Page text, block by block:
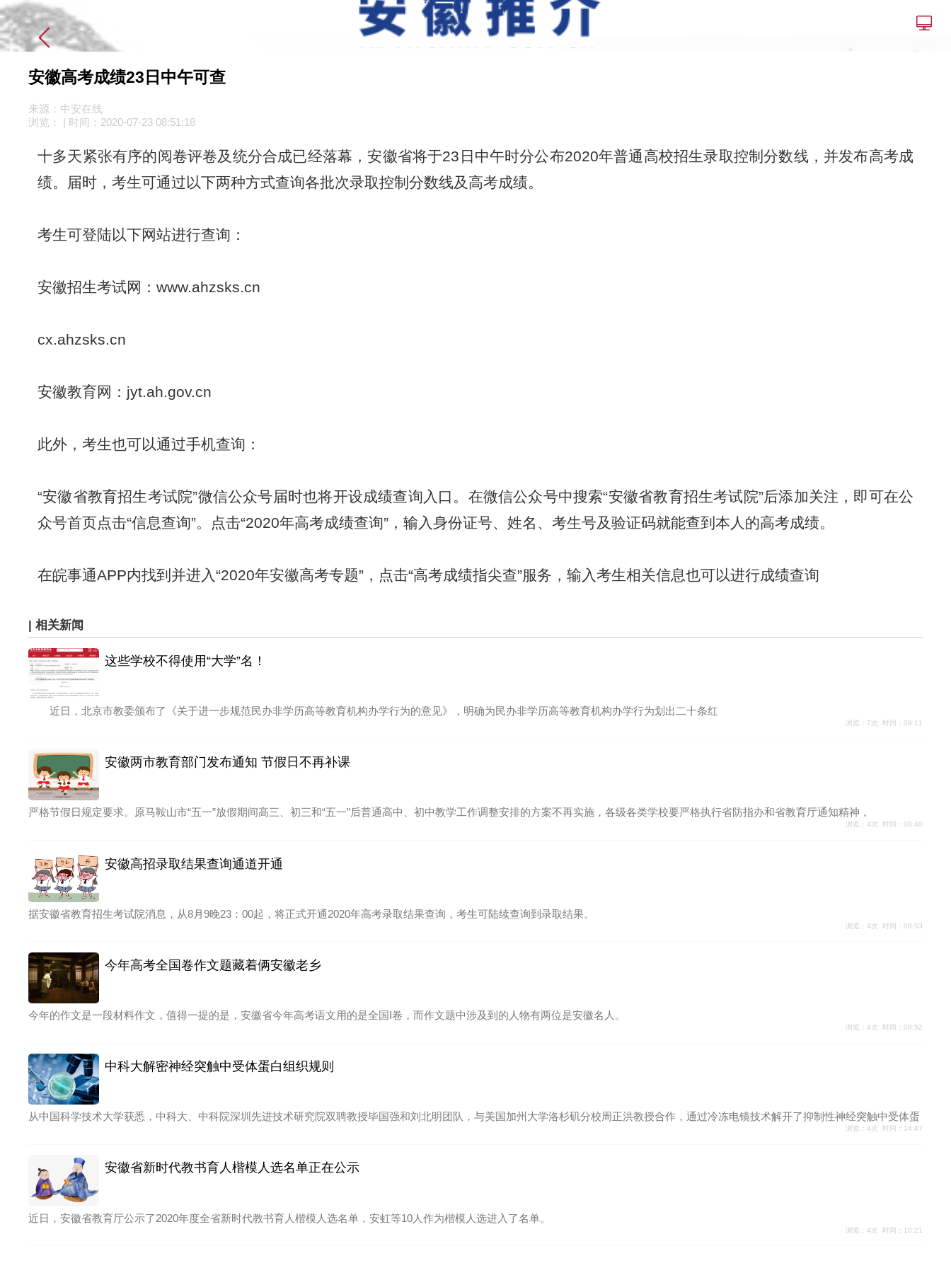
安徽高考成绩23日中午可查
来源：中安在线
浏览：
| 时间： 2020-07-23 08:51:18
十多天紧张有序的阅卷评卷及统分合成已经落幕，安徽省将于23日中午时分公布2020年普通高校招生录取控制分数线，并发布高考成
绩。届时，考生可通过以下两种方式查询各批次录取控制分数线及高考成绩。
考生可登陆以下网站进行查询：
安徽招生考试网：www.ahzsks.cn
cx.ahzsks.cn
安徽教育网：jyt.ah.gov.cn
此外，考生也可以通过手机查询：
“安徽省教育招生考试院”微信公众号届时也将开设成绩查询入口。在微信公众号中搜索“安徽省教育招生考试院”后添加关注，即可在公
众号首页点击“信息查询”。点击“2020年高考成绩查询”，输入身份证号、姓名、考生号及验证码就能查到本人的高考成绩。
在皖事通APP内找到并进入“2020年安徽高考专题”，点击“高考成绩指尖查”服务，输入考生相关信息也可以进行成绩查询
| 相关新闻
这些学校不得使用“大学”名！
近日，北京市教委颁布了《关于进一步规范民办非学历高等教育机构办学行为的意见》，明确为民办非学历高等教育机构办学行为划出二十条红
浏览：7次 时间：09:11
安徽两市教育部门发布通知 节假日不再补课
严格节假日规定要求。原马鞍山市“五一”放假期间高三、初三和“五一”后普通高中、初中教学工作调整安排的方案不再实施，各级各类学校要严格执行省防指办和省教育厅通知精神，
浏览：4次 时间：08:40
安徽高招录取结果查询通道开通
据安徽省教育招生考试院消息，从8月9晚23：00起，将正式开通2020年高考录取结果查询，考生可陆续查询到录取结果。
浏览：4次 时间：08:53
今年高考全国卷作文题藏着俩安徽老乡
今年的作文是一段材料作文，值得一提的是，安徽省今年高考语文用的是全国Ⅰ卷，而作文题中涉及到的人物有两位是安徽名人。
浏览：4次 时间：08:52
中科大解密神经突触中受体蛋白组织规则
从中国科学技术大学获悉，中科大、中科院深圳先进技术研究院双聘教授毕国强和刘北明团队，与美国加州大学洛杉矶分校周正洪教授合作，通过冷冻电镜技术解开了抑制性神经突触中受体蛋
浏览：4次 时间：14:47
安徽省新时代教书育人楷模人选名单正在公示
近日，安徽省教育厅公示了2020年度全省新时代教书育人楷模人选名单，安虹等10人作为楷模人选进入了名单。
浏览：4次 时间：10:21